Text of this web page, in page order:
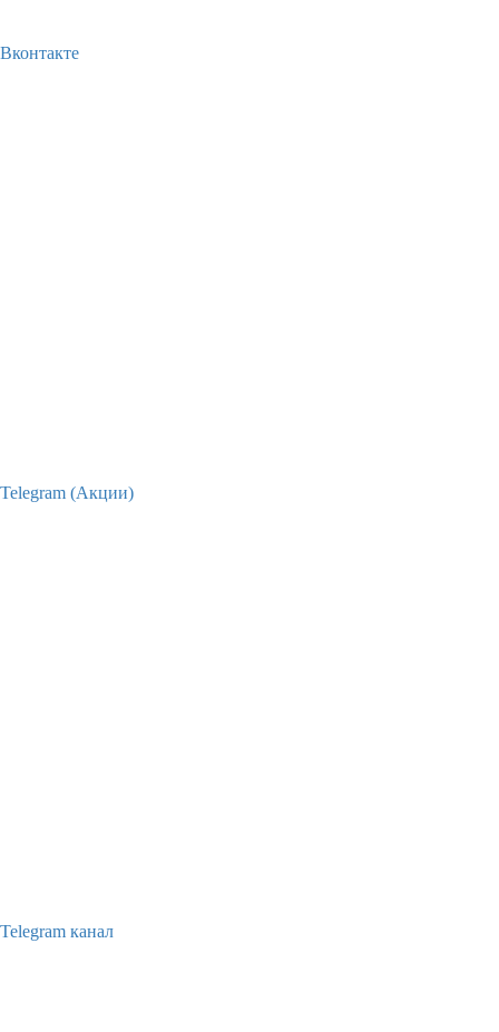
Вконтакте
Telegram (Акции)
Telegram канал